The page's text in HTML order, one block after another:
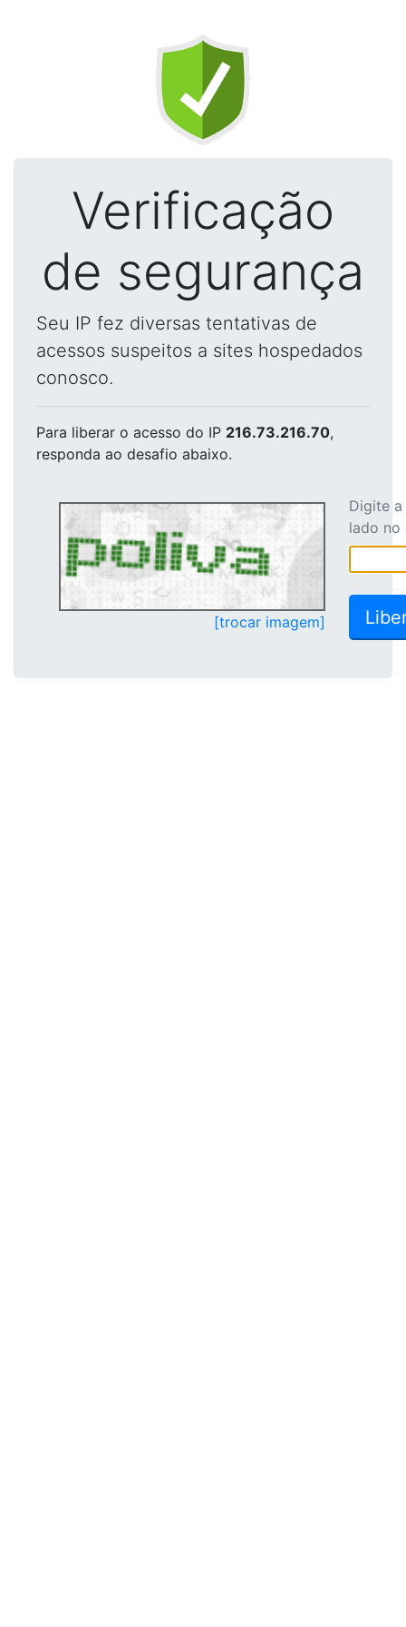
Verificação
de segurança
Seu IP fez diversas tentativas de
acessos suspeitos a sites hospedados
conosco.
Para liberar o acesso do IP 216.73.216.70,
responda ao desafio abaixo.
[trocar imagem]
Digite
lado no